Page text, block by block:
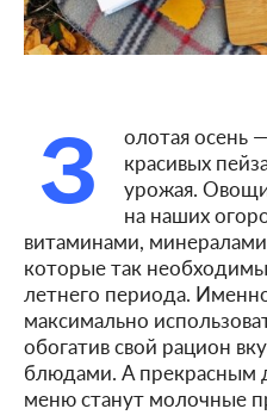
З
олотая осень
красивых
урожая.
на наших
витаминами,
которые так
летнего периода.
максимально
обогатив свой рацион
блюдами. А прекрасным
меню станут молочные